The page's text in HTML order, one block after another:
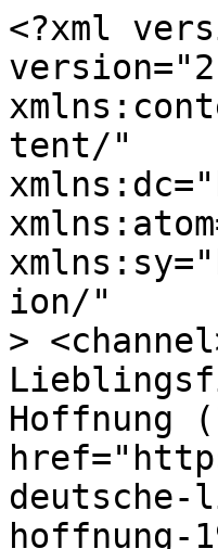
<?xml
tent/"
ion/"
>
Hoffnung